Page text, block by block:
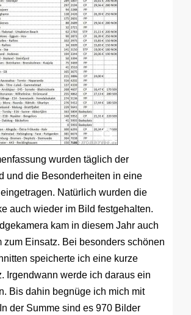
wurden täglich der
und die Besonderheiten in eine
Natürlich wurden die
auch wieder im Bild festgehalten.
kam in diesem Jahr auch
zum Einsatz. Bei besonders schönen
speicherte ich eine kurze
Irgendwann werde ich daraus ein
Bis dahin begnüge ich mich mit
der Summe sind es 970 Bilder